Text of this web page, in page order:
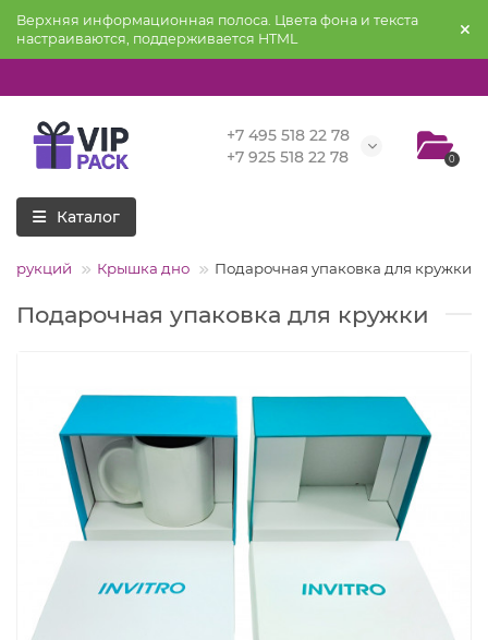
Верхняя информационная полоса. Цвета фона и текста
настраиваются, поддерживается HTML
+7 495 518 22 78
+7 925 518 22 78
0
Каталог
Крышка дно Подарочная упаковка для кружки
Подарочная упаковка для кружки